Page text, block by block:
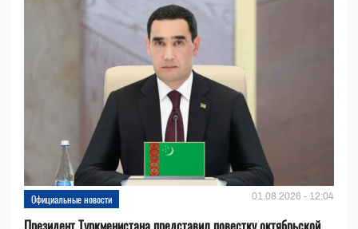
Официальные новости 01.08.2026 - 12:04